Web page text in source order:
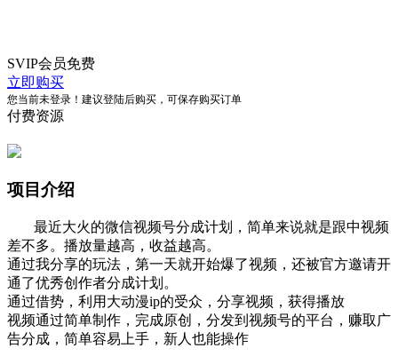
SVIP会员免费
立即购买
您当前未登录！建议登陆后购买，可保存购买订单
付费资源
项目介绍
最近大火的微信视频号分成计划，简单来说就是跟中视频
差不多。播放量越高，收益越高。
通过我分享的玩法，第一天就开始爆了视频，还被官方邀请开
通了优秀创作者分成计划。
通过借势，利用大动漫ip的受众，分享视频，获得播放
视频通过简单制作，完成原创，分发到视频号的平台，赚取广
告分成，简单容易上手，新人也能操作